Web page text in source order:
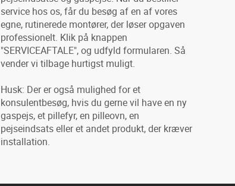
service hos os, får du besøg af en af vores
egne, rutinerede montører, der løser opgaven
professionelt. Klik på knappen
"SERVICEAFTALE", og udfyld formularen. Så
vender vi tilbage hurtigst muligt.
Husk: Der er også mulighed for et
konsulentbesøg, hvis du gerne vil have en ny
gaspejs, et pillefyr, en pilleovn, en
pejseindsats eller et andet produkt, der kræver
installation.